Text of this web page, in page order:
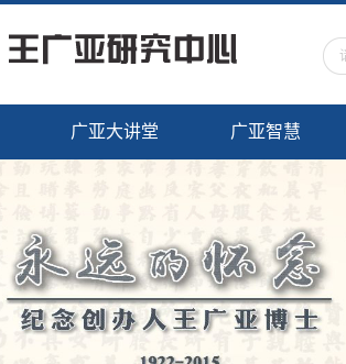
广亚大讲堂 广亚智慧